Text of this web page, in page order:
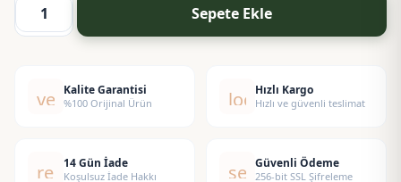
Spa
Sepete Ekle
verified
Kalite Garantisi
%100 Orijinal Ürün local_shipping
Hızlı Kargo
Hızlı ve güvenli teslimat
replay14 Gün İade
Koşulsuz İade Hakkı security
Güvenli Ödeme
256-bit SSL Şifreleme